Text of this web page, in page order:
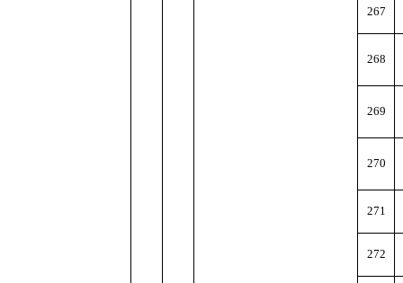
267
268
269
270
271
272